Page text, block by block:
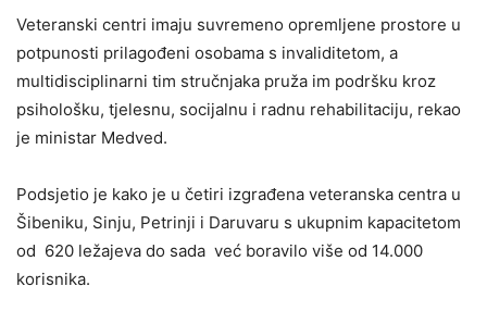
Veteranski centri imaju suvremeno opremljene prostore u
potpunosti prilagođeni osobama s invaliditetom, a
multidisciplinarni tim stručnjaka pruža im podršku kroz
psihološku, tjelesnu, socijalnu i radnu rehabilitaciju, rekao
je ministar Medved.
Podsjetio je kako je u četiri izgrađena veteranska centra u
Šibeniku, Sinju, Petrinji i Daruvaru s ukupnim kapacitetom
od 620 ležajeva do sada već boravilo više od 14.000
korisnika.